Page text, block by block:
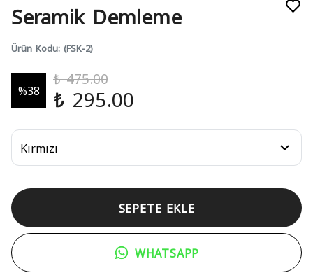
Seramik Demleme
Ürün Kodu: (FSK-2)
%38
₺ 475.00
₺ 295.00
SEPETE EKLE
WHATSAPP